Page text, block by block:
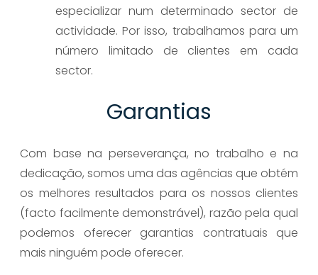
especializar num determinado sector de
actividade. Por isso, trabalhamos para um
número limitado de clientes em cada
sector.
Garantias
Com base na perseverança, no trabalho e na
dedicação, somos uma das agências que obtém
os melhores resultados para os nossos clientes
(facto facilmente demonstrável), razão pela qual
podemos oferecer garantias contratuais que
mais ninguém pode oferecer.